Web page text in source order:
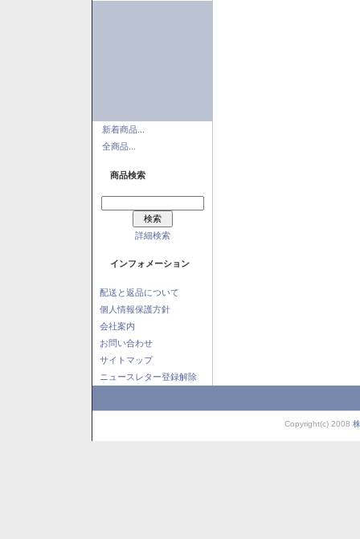
新着商品...
全商品...
商品検索
詳細検索
インフォメーション
配送と返品について
個人情報保護方針
会社案内
お問い合わせ
サイトマップ
ニュースレター登録解除
Copyright(c) 2008